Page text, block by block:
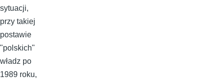
sytuacji,
przy takiej
postawie
"polskich"
władz po
1989 roku,